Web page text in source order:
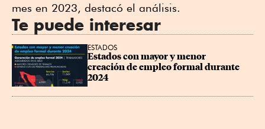
mes en 2023, destacó el análisis.
Te puede interesar
ESTADOS
Estados con mayor y menor
creación de empleo formal durante
2024